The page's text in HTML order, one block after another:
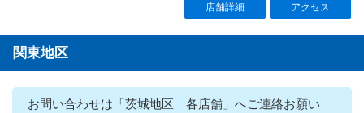
店舗詳細 アクセス
関東地区
お問い合わせは「茨城地区 各店舗」へご連絡お願い